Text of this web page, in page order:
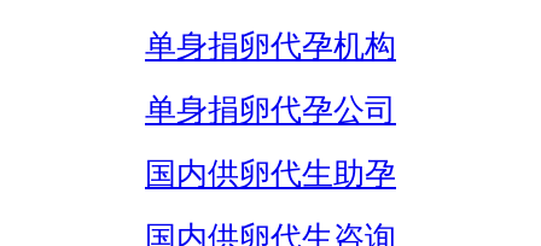
单身捐卵代孕机构
单身捐卵代孕公司
国内供卵代生助孕
国内供卵代生咨询